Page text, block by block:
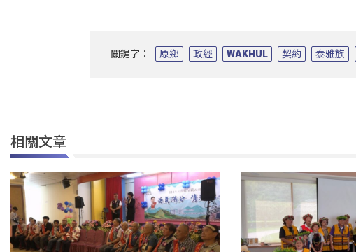
關鍵字： 原鄉 政經 WAKHUL 契約 泰雅族
相關文章